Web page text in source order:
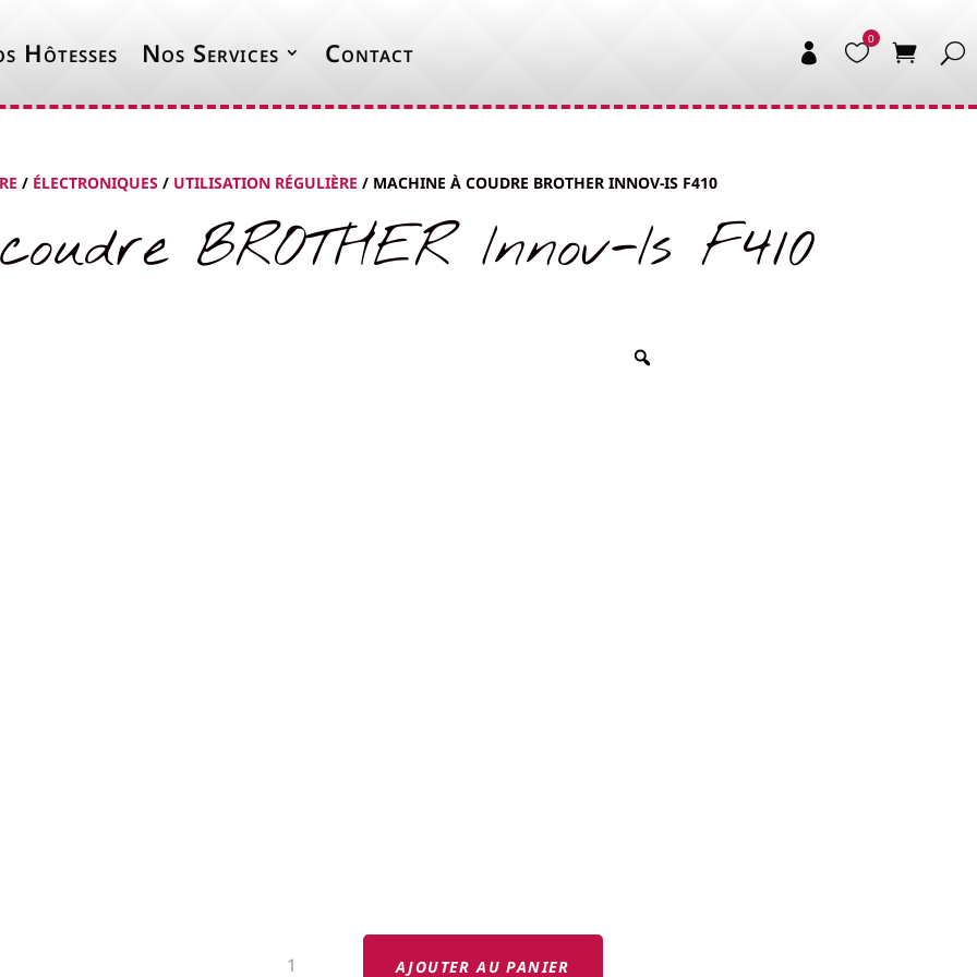
Hôtesses Nos Services Contact  
/ ÉLECTRONIQUES/ UTILISATION RÉGULIÈRE / MACHINE À COUDRE BROTHER INNOV-IS F410
BROTHER Innov-Is F410
AJOUTER AU PANIER